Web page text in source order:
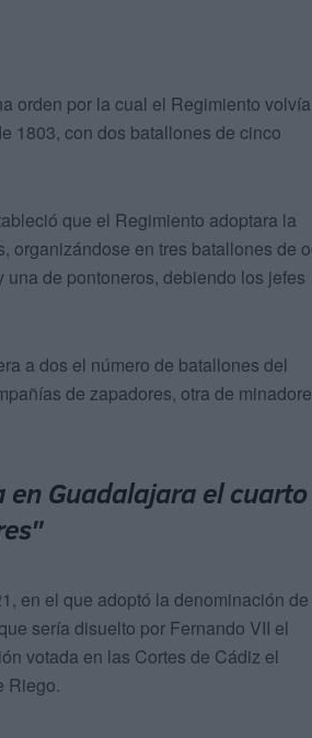
orden por la cual el Regimiento
1803, con dos batallones de cinco
que el Regimiento adoptara la
organizándose en tres batallones de
de pontoneros, debiendo los jefes
a dos el número de batallones del
de zapadores, otra de
en Guadalajara el cuarto
en el que adoptó la denominación de
sería disuelto por Fernando VII el
votada en las Cortes de Cádiz el
Riego.